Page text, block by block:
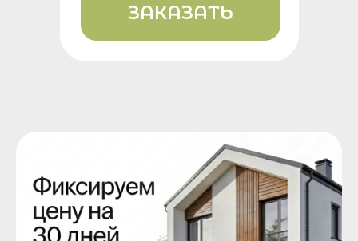
ЗАКАЗАТЬ
персональных данных в соответствии
сполитикой конфиденциальности
Отправить